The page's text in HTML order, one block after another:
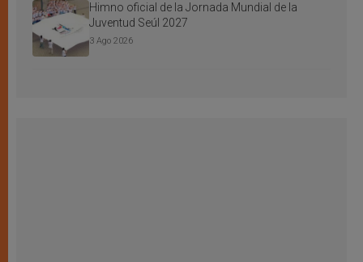
Himno oficial de la Jornada Mundial de la
Juventud Seúl 2027
3 Ago 2026